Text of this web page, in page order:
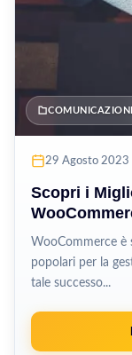
29 Agosto 2023
Scopri i
WooCommerce è
popolari per la
tale successo...